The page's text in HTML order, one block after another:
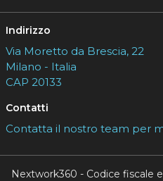
Indirizzo
Via Moretto da Brescia, 22
Milano - Italia
CAP 20133
Contatti
Contatta il nostro team per
Nextwork360 - Codice fiscale